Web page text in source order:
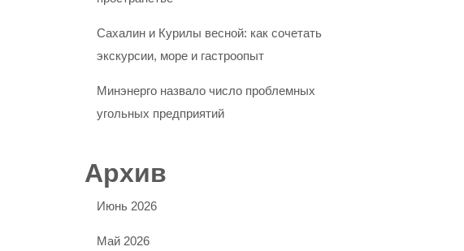
Сахалин и Курилы весной: как сочетать
экскурсии, море и гастроопыт
Минэнерго назвало число проблемных
угольных предприятий
Архив
Июнь 2026
Май 2026